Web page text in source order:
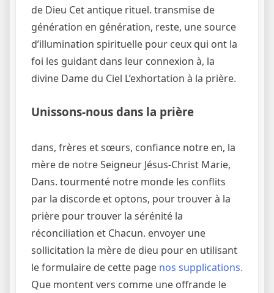
de Dieu Cet antique rituel. transmise de
génération en génération, reste, une source
d’illumination spirituelle pour ceux qui ont la
foi les guidant dans leur connexion à, la
divine Dame du Ciel L’exhortation à la prière.
Unissons-nous dans la prière
dans, frères et sœurs, confiance notre en, la
mère de notre Seigneur Jésus-Christ Marie,
Dans. tourmenté notre monde les conflits
par la discorde et optons, pour trouver à la
prière pour trouver la sérénité la
réconciliation et Chacun. envoyer une
sollicitation la mère de dieu pour en utilisant
le formulaire de cette page nos supplications.
Que montent vers comme une offrande le